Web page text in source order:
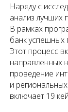
Наряду с
анализ лучших
В рамках
банк успешных
Этот процесс
направленных
проведение
и
включает 19